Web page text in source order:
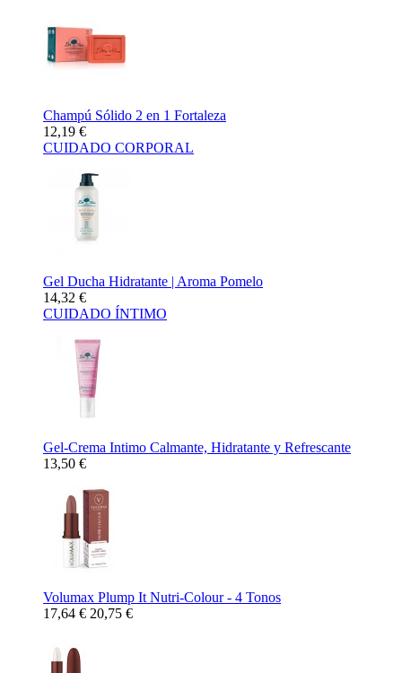
Champú Sólido 2 en 1 Fortaleza
12,19 €
CUIDADO CORPORAL
Gel Ducha Hidratante | Aroma Pomelo
14,32 €
CUIDADO ÍNTIMO
Gel-Crema Intimo Calmante, Hidratante y Refrescante
13,50 €
Volumax Plump It Nutri-Colour - 4 Tonos
17,64 € 20,75 €